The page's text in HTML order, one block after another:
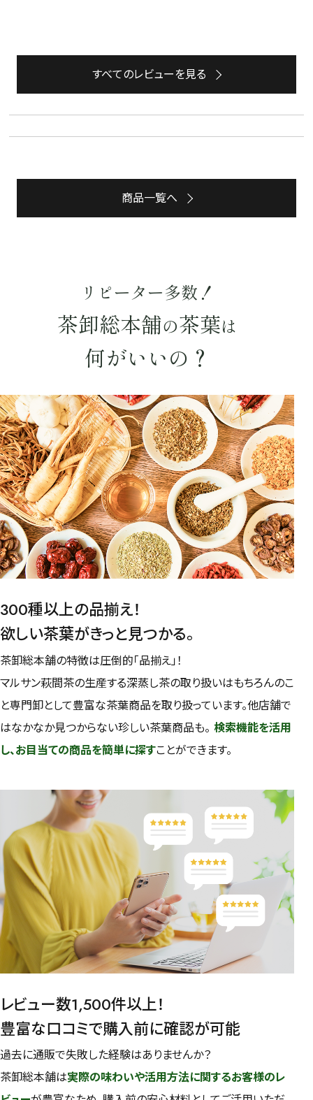
詳細検索
ルイボスカモミール仙鶴草深蒸し茶 業務用
予算・価格で探す
〜
茶葉を選択
健康茶 ハーブティー 緑茶
中国茶
紅茶
容量を選択
50g 100g 500g 1000g
すべてのレビューを見る
商品一覧へ
リピーター多数！
茶卸総本舗の茶葉は
何がいいの？
300種以上の品揃え！
欲しい茶葉がきっと見つかる。
茶卸総本舗の特徴は圧倒的「品揃え」！
マルサン萩間茶の生産する深蒸し茶の取り扱いはもちろんのこ
と専門卸として豊富な茶葉商品を取り扱っています。他店舗で
はなかなか見つからない珍しい茶葉商品も。 検索機能を活用
し、お目当ての商品を簡単に探すことができます。
レビュー数1,500件以上！
豊富な口コミで購入前に確認が可能
過去に通販で失敗した経験はありませんか？
茶卸総本舗は実際の味わいや活用方法に関するお客様のレ